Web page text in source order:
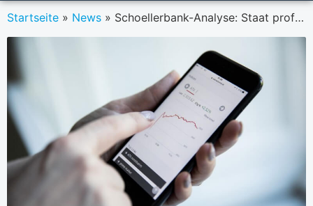
Startseite » News » Schoellerbank-Analyse: Staat profitiert von „Aktienmuffeln“